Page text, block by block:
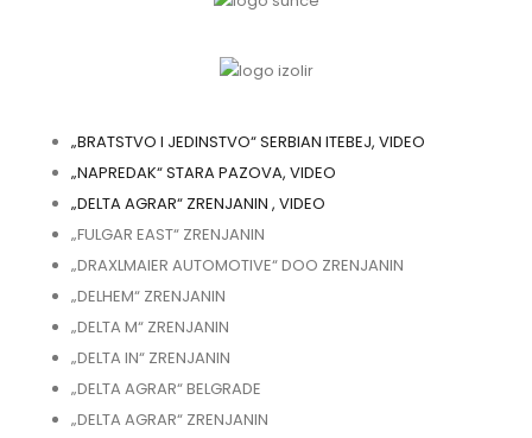
„BRATSTVO I JEDINSTVO“ SERBIAN ITEBEJ, VIDEO
„NAPREDAK“ STARA PAZOVA, VIDEO
„DELTA AGRAR“ ZRENJANIN , VIDEO
„FULGAR EAST“ ZRENJANIN
„DRAXLMAIER AUTOMOTIVE“ DOO ZRENJANIN
„DELHEM“ ZRENJANIN
„DELTA M“ ZRENJANIN
„DELTA IN“ ZRENJANIN
„DELTA AGRAR“ BELGRADE
„DELTA AGRAR“ ZRENJANIN